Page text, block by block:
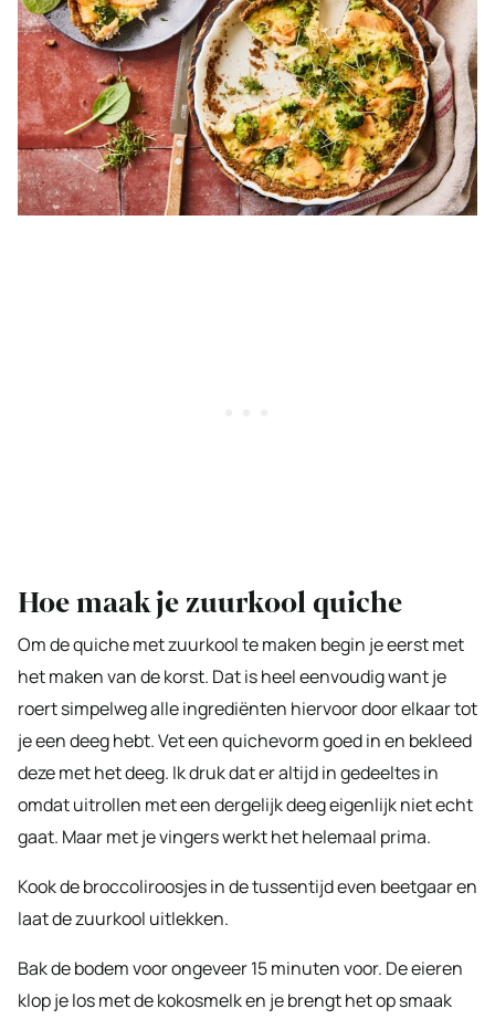
Hoe maak je zuurkool quiche
Om de quiche met zuurkool te maken begin je eerst met
het maken van de korst. Dat is heel eenvoudig want je
roert simpelweg alle ingrediënten hiervoor door elkaar tot
je een deeg hebt. Vet een quichevorm goed in en bekleed
deze met het deeg. Ik druk dat er altijd in gedeeltes in
omdat uitrollen met een dergelijk deeg eigenlijk niet echt
gaat. Maar met je vingers werkt het helemaal prima.
Kook de broccoliroosjes in de tussentijd even beetgaar en
laat de zuurkool uitlekken.
Bak de bodem voor ongeveer 15 minuten voor. De eieren
klop je los met de kokosmelk en je brengt het op smaak